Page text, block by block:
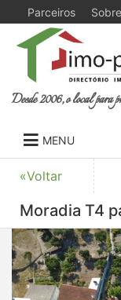
Parceiros
Desde 2006, o local para
MENU
«Voltar
Moradia T4